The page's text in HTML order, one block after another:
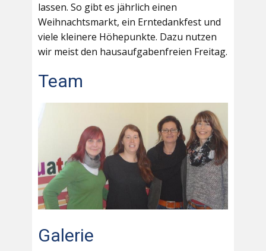
lassen. So gibt es jährlich einen
Weihnachtsmarkt, ein Erntedankfest und
viele kleinere Höhepunkte. Dazu nutzen
wir meist den hausaufgabenfreien Freitag.
Team
Galerie